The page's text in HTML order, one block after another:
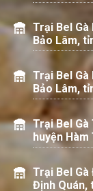
Trại Bel Gà
Bảo Lâm,
Trại Bel Gà
Bảo Lâm,
Trại Bel Gà
huyện
Trại Bel Gà
Định Quán,